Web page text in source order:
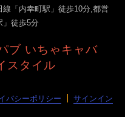
「内幸町駅」徒歩10分,都営
」徒歩5分
ブ いちゃキャバ
スタイル
バシーポリシー サインイン